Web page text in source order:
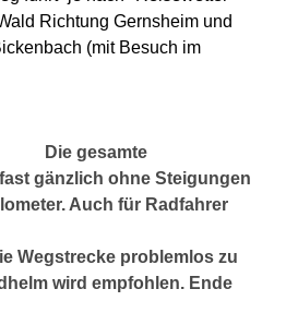
Richtung Gernsheim und
(mit Besuch im
Die gesamte
gänzlich ohne Steigungen
Auch für Radfahrer
Motor-
Wegstrecke problemlos zu
wird empfohlen. Ende
ist je nach